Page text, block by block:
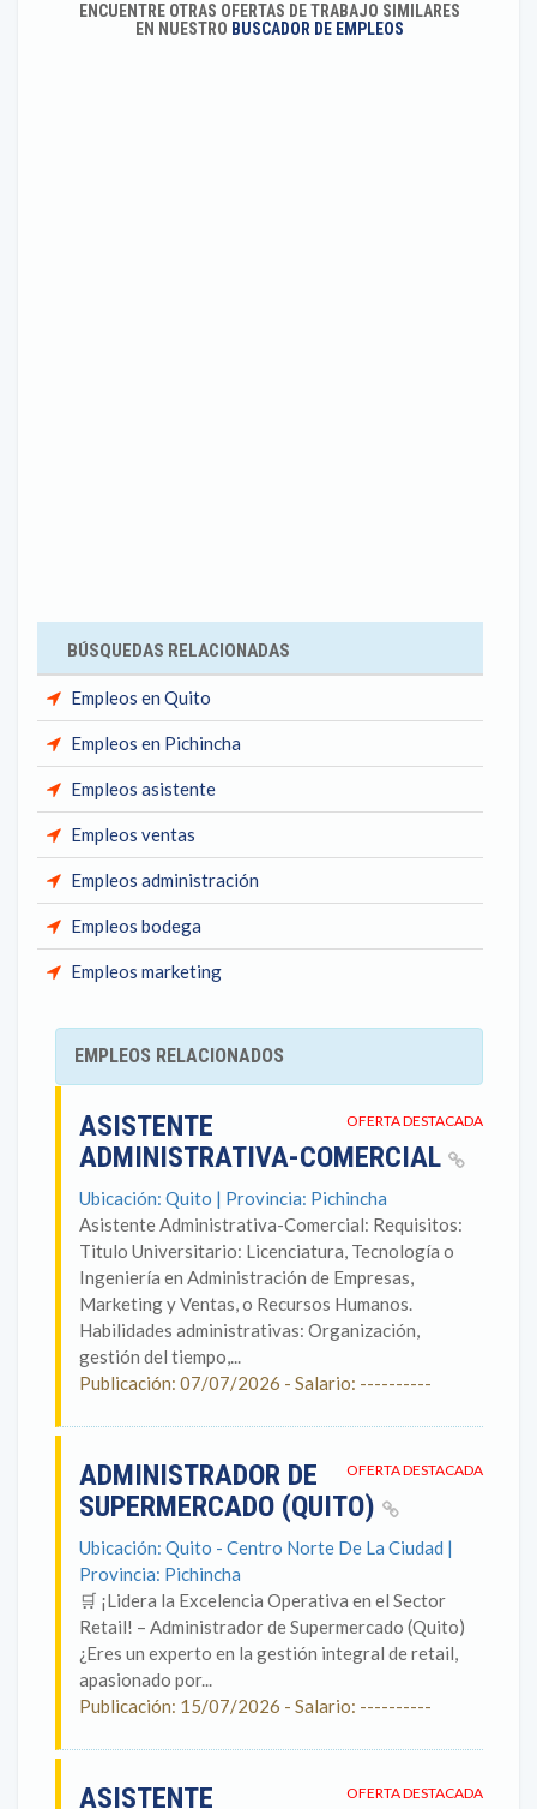
ENCUENTRE OTRAS OFERTAS DE TRABAJO SIMILARES
EN NUESTRO BUSCADOR DE EMPLEOS
BÚSQUEDAS RELACIONADAS
Empleos en Quito
Empleos en Pichincha
Empleos asistente
Empleos ventas
Empleos administración
Empleos bodega
Empleos marketing
EMPLEOS RELACIONADOS
OFERTA DESTACADA
ASISTENTE
ADMINISTRATIVA-COMERCIAL
Ubicación: Quito | Provincia: Pichincha
Asistente Administrativa-Comercial: Requisitos:
Titulo Universitario: Licenciatura, Tecnología o
Ingeniería en Administración de Empresas,
Marketing y Ventas, o Recursos Humanos.
Habilidades administrativas: Organización,
gestión del tiempo,...
Publicación: 07/07/2026 - Salario: ----------
OFERTA DESTACADA
ADMINISTRADOR DE
SUPERMERCADO (QUITO)
Ubicación: Quito - Centro Norte De La Ciudad |
Provincia: Pichincha
🛒 ¡Lidera la Excelencia Operativa en el Sector
Retail! – Administrador de Supermercado (Quito)
¿Eres un experto en la gestión integral de retail,
apasionado por...
Publicación: 15/07/2026 - Salario: ----------
OFERTA DESTACADA
ASISTENTE